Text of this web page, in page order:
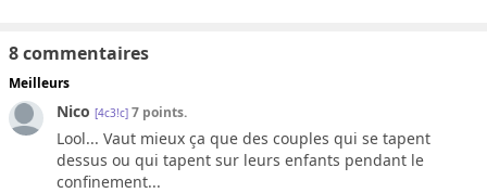
8 commentaires
Meilleurs
Nico [4c3!c] 7 points.
Lool... Vaut mieux ça que des couples qui se tapent
dessus ou qui tapent sur leurs enfants pendant le
confinement...